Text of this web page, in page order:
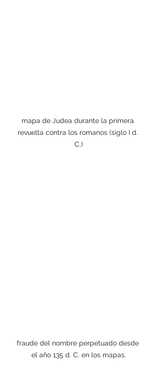
mapa de Judea durante la primera
revuelta contra los romanos (siglo I d.
C.)
fraude del nombre perpetuado desde
el año 135 d. C. en los mapas.